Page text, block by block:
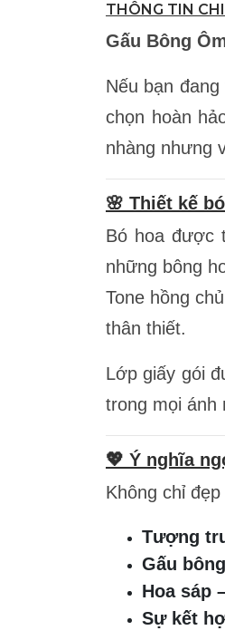
THÔNG TIN
Gấu Bông
Nếu bạn
chọn hoàn
nhàng nhưng
🌸 Thiết kế
Bó hoa được
những bông
Tone hồng
thân thiết.
Lớp giấy gói
trong mọi ánh
💖 Ý nghĩa
Không chỉ
Tượng
Gấu
Hoa sáp
Sự kết